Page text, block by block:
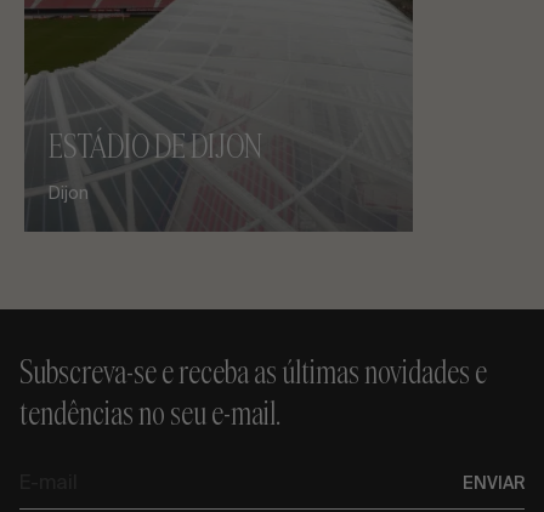
ESTÁDIO DE DIJON
Dijon
Subscreva-se e receba as últimas novidades e
tendências no seu e-mail.
ENVIAR